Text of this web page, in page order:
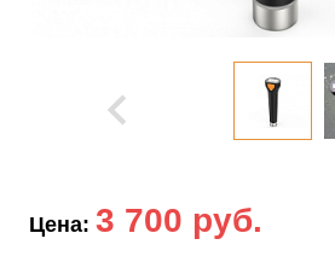
Цена: 3 700 руб.